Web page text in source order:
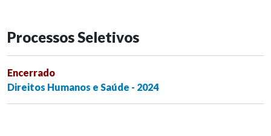
Processos Seletivos
Encerrado
Direitos Humanos e Saúde - 2024